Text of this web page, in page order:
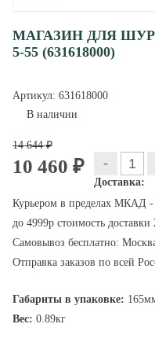
МАГАЗИН ДЛЯ
5-55 (631618000)
Артикул: 631618000
В наличии
14 644 ₽
10 460 ₽ -
Доставка:
Курьером в пределах МКАД -
до 4999р стоимость
Самовывоз бесплатно:
Отправка заказов по всей
Габариты в упаковке:
Вес: 0.89кг